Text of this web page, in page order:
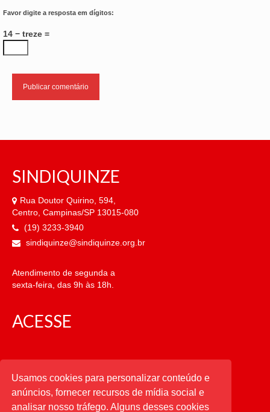
Favor digite a resposta em dígitos:
14 − treze =
SINDIQUINZE
Rua Doutor Quirino, 594,
Centro, Campinas/SP 13015-080
(19) 3233-3940
sindiquinze@sindiquinze.org.br
Atendimento de segunda a
sexta-feira, das 9h às 18h.
ACESSE
CATEGORIAS
CATEGORIAS
Usamos cookies para personalizar conteúdo e
anúncios, fornecer recursos de mídia social e
analisar nosso tráfego. Alguns desses cookies